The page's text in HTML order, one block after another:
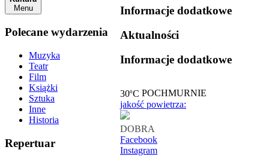
Menu
Polecane wydarzenia
Muzyka
Teatr
Film
Książki
Sztuka
Inne
Historia
Repertuar
Informacje dodatkowe
Aktualności
Informacje dodatkowe
30oC POCHMURNIE
jakość powietrza:
DOBRA
Facebook
Instagram